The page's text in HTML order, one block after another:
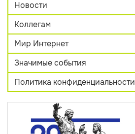
Новости
Коллегам
Мир Интернет
Значимые события
Политика конфиденциальности